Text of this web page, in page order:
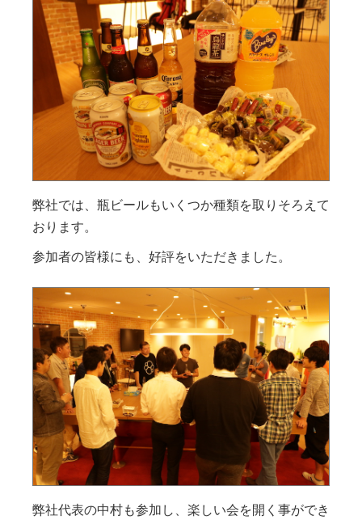
弊社では、瓶ビールもいくつか種類を取りそろえて
おります。
参加者の皆様にも、好評をいただきました。
弊社代表の中村も参加し、楽しい会を開く事ができ